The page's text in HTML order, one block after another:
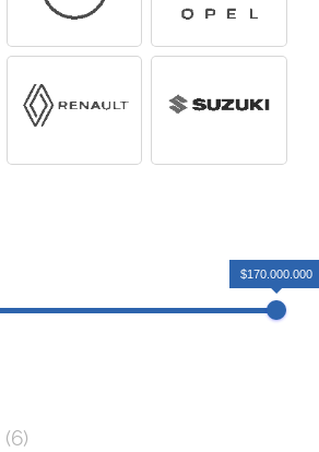
$170.000.000
(6)